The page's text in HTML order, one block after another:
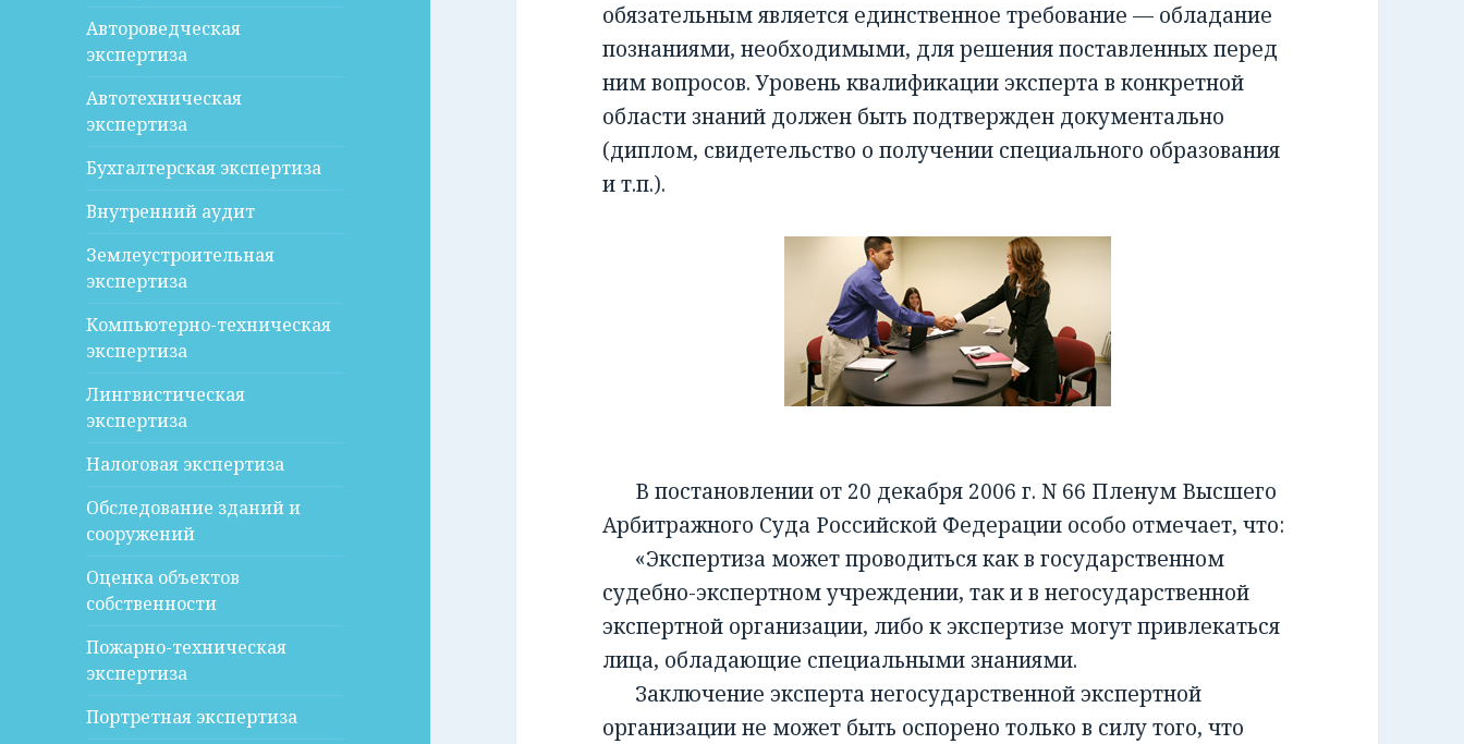
Автороведческая
экспертиза
Автотехническая
экспертиза
Бухгалтерская экспертиза
Внутренний аудит
Землеустроительная
экспертиза
Компьютерно-техническая
экспертиза
Лингвистическая
экспертиза
Налоговая экспертиза
Обследование зданий и
сооружений
Оценка объектов
собственности
Пожарно-техническая
экспертиза
Портретная экспертиза
обязательным является единственное требование — обладание
познаниями, необходимыми, для решения поставленных перед
ним вопросов. Уровень квалификации эксперта в конкретной
области знаний должен быть подтвержден документально
(диплом, свидетельство о получении специального образования
и т.п.).
В постановлении от 20 декабря 2006 г. N 66 Пленум Высшего
Арбитражного Суда Российской Федерации особо отмечает, что:
«Экспертиза может проводиться как в государственном
судебно-экспертном учреждении, так и в негосударственной
экспертной организации, либо к экспертизе могут привлекаться
лица, обладающие специальными знаниями.
Заключение эксперта негосударственной экспертной
организации не может быть оспорено только в силу того, что